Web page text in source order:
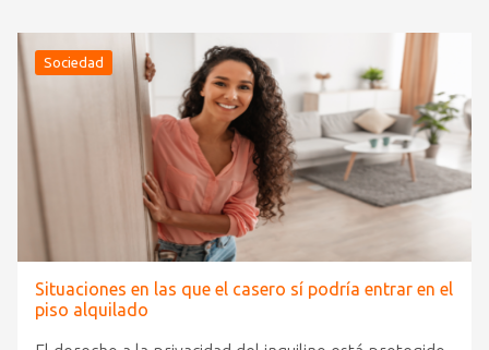
Sociedad
Situaciones en las que el casero sí podría entrar en el
piso alquilado